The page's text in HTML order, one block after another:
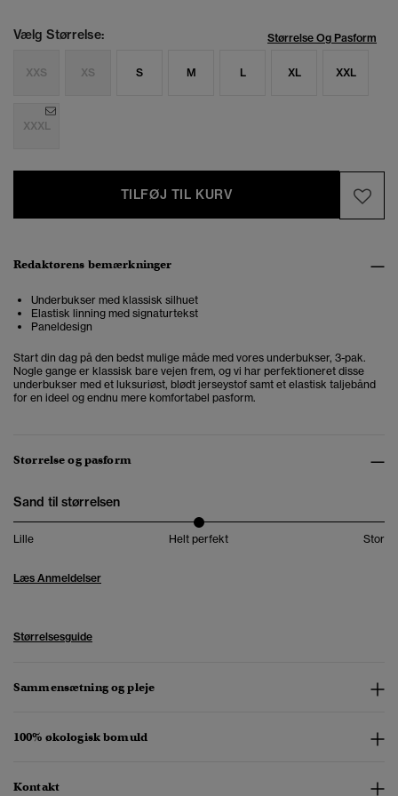
Vælg Størrelse: Størrelse Og Pasform
XXS XS S M L XL XXL
XXXL
TILFØJ TIL KURV
Redaktørens bemærkninger
Underbukser med klassisk silhuet
Elastisk linning med signaturtekst
Paneldesign
Start din dag på den bedst mulige måde med vores underbukser, 3-pak.
Nogle gange er klassisk bare vejen frem, og vi har perfektioneret disse
underbukser med et luksuriøst, blødt jerseystof samt et elastisk taljebånd
for en ideel og endnu mere komfortabel pasform.
Størrelse og pasform
Sand til størrelsen
Lille Helt perfekt Stor
Læs Anmeldelser
Størrelsesguide
Sammensætning og pleje
100% økologisk bomuld
Kontakt